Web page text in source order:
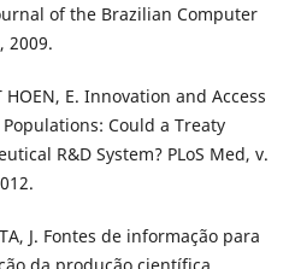
of the Brazilian Computer
2009.
HOEN, E. Innovation and Access
Could a Treaty
R&D System? PLoS Med, v.
J. Fontes de informação para
da produção científica